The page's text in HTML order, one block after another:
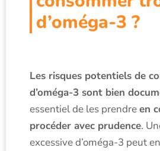
d’oméga-3 ?
Les risques potentiels de
d’oméga-3 sont bien
essentiel de les prendreen
procéder avec prudence.
excessive d’oméga-3 peut